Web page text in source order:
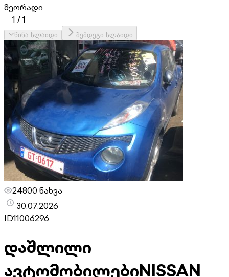
მეორადი
1 /1
წინა სლაიდი შემდეგი სლაიდი
24800 ნახვა
30.07.2026
ID11006296
დაშლილი
ავტომობილებიNISSAN